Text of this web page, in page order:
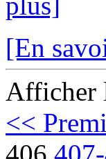
[En
Afficher
<<